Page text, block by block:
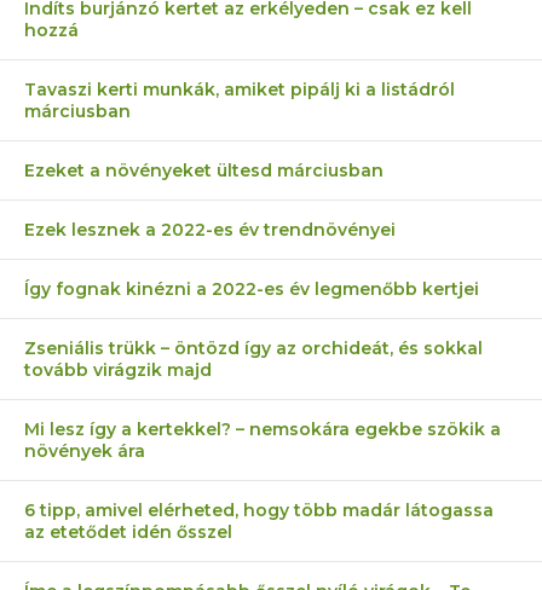
Indíts burjánzó kertet az erkélyeden – csak ez kell
hozzá
Tavaszi kerti munkák, amiket pipálj ki a listádról
márciusban
Ezeket a növényeket ültesd márciusban
Ezek lesznek a 2022-es év trendnövényei
Így fognak kinézni a 2022-es év legmenőbb kertjei
Zseniális trükk – öntözd így az orchideát, és sokkal
tovább virágzik majd
Mi lesz így a kertekkel? – nemsokára egekbe szökik a
növények ára
6 tipp, amivel elérheted, hogy több madár látogassa
az etetődet idén ősszel